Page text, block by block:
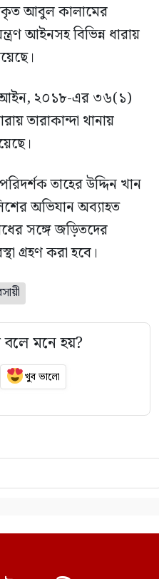
আবুল কালামের
আইনসহ বিভিন্ন ধারায়
আইন, ২০১৮-এর ৩৬(১)
তারাকান্দা থানায়
তাহের উদ্দিন খান
অভিযান অব্যাহত
সঙ্গে জড়িতদের
গ্রহণ করা হবে।
বলে মনে হয়?
খুব ভালো